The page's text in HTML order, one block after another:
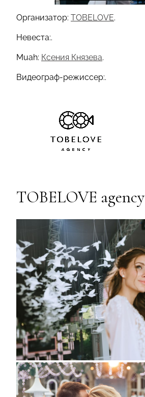
Организатор: TOBELOVE.
Невеста:.
Muah: Ксения Князева.
Видеограф-режиссер:.
TOBELOVE agency